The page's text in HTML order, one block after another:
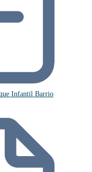
Infantil Barrio